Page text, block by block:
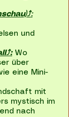
:
und
:Wo
über
eine Mini-
mit
mystisch im
nach